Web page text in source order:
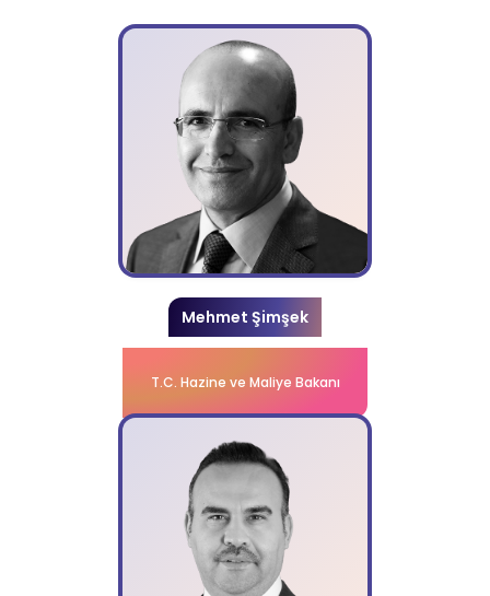
Mehmet Şimşek
T.C. Hazine ve Maliye Bakanı